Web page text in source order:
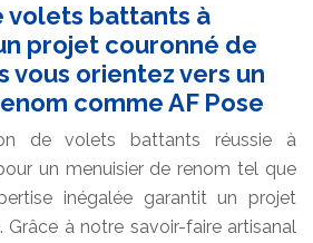
volets battants à
projet couronné de
vous orientez vers un
comme AF Pose
de volets battants réussie à
un menuisier de renom tel que
inégalée garantit un projet
Grâce à notre savoir-faire artisanal